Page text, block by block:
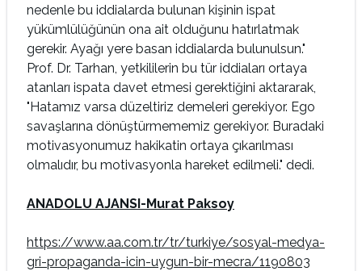
nedenle bu iddialarda bulunan kişinin ispat
yükümlülüğünün ona ait olduğunu hatırlatmak
gerekir. Ayağı yere basan iddialarda bulunulsun."
Prof. Dr. Tarhan, yetkililerin bu tür iddiaları ortaya
atanları ispata davet etmesi gerektiğini aktararak,
"Hatamız varsa düzeltiriz demeleri gerekiyor. Ego
savaşlarına dönüştürmememiz gerekiyor. Buradaki
motivasyonumuz hakikatin ortaya çıkarılması
olmalıdır, bu motivasyonla hareket edilmeli." dedi.
ANADOLU AJANSI-Murat Paksoy
https://www.aa.com.tr/tr/turkiye/sosyal-medya-
gri-propaganda-icin-uygun-bir-mecra/1190803